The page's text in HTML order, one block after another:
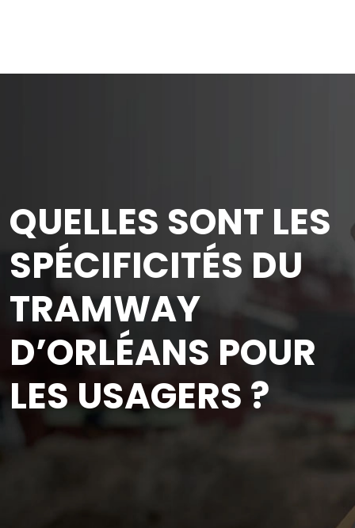
QUELLES SONT LES
SPÉCIFICITÉS DU
TRAMWAY
D’ORLÉANS POUR
LES USAGERS ?